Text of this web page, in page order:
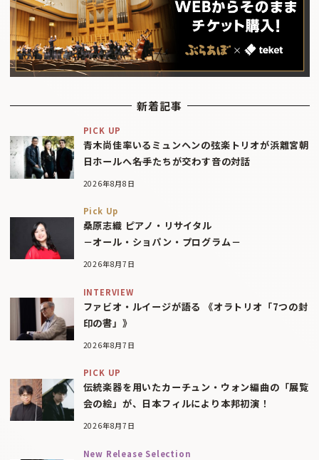
新着記事
PICK UP
青木尚佳率いるミュンヘンの弦楽トリオが浜離宮朝
日ホールへ――名手たちが交わす音の対話
2026年8月8日
Pick Up
桑原志織 ピアノ・リサイタル
－オール・ショパン・プログラム－
2026年8月7日
INTERVIEW
ファビオ・ルイージが語る 《オラトリオ「7つの封
印の書」》
2026年8月7日
PICK UP
伝統楽器を用いたカーチュン・ウォン編曲の「展覧
会の絵」が、日本フィルにより本邦初演！
2026年8月7日
New Release Selection